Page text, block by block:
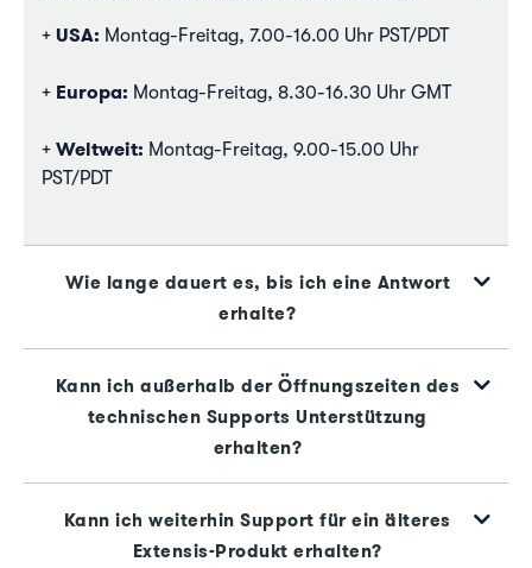
+ USA: Montag-Freitag, 7.00-16.00 Uhr PST/PDT
+ Europa: Montag-Freitag, 8.30-16.30 Uhr GMT
+ Weltweit: Montag-Freitag, 9.00-15.00 Uhr
PST/PDT
Wie lange dauert es, bis ich eine Antwort
erhalte?
Kann ich außerhalb der Öffnungszeiten des
technischen Supports Unterstützung
erhalten?
Kann ich weiterhin Support für ein älteres
Extensis-Produkt erhalten?